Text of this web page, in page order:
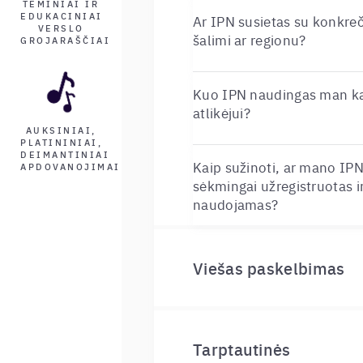
TEMINIAI IR
EDUKACINIAI
VERSLO
GROJARAŠČIAI
AUKSINIAI,
PLATININIAI,
DEIMANTINIAI
APDOVANOJIMAI
Ar IPN susietas su
šalimi ar regionu?
Kuo IPN naudingas man
atlikėjui?
Kaip sužinoti, ar mano IPN
sėkmingai užregistruotas
naudojamas?
Viešas paskelbimas
Tarptautinės